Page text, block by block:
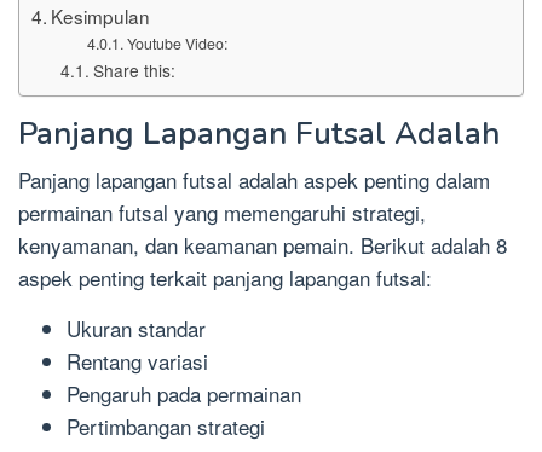
Kesimpulan
Youtube Video:
Share this:
Panjang Lapangan Futsal Adalah
Panjang lapangan futsal adalah aspek penting dalam
permainan futsal yang memengaruhi strategi,
kenyamanan, dan keamanan pemain. Berikut adalah 8
aspek penting terkait panjang lapangan futsal:
Ukuran standar
Rentang variasi
Pengaruh pada permainan
Pertimbangan strategi